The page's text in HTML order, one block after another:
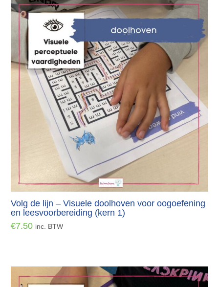
Volg de lijn – Visuele doolhoven voor oogoefening
en leesvoorbereiding (kern 1)
€7.50 inc. BTW